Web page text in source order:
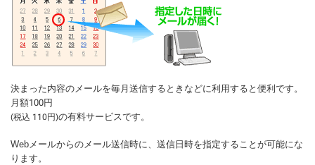
決まった内容のメールを毎月送信するときなどに利用すると便利です。
月額100円
(税込 110円)の有料サービスです。
Webメールからのメール送信時に、送信日時を指定することが可能にな
ります。